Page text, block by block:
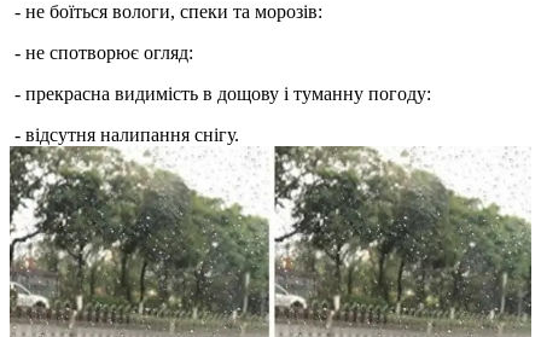
- не боїться вологи, спеки та морозів:
- не спотворює огляд:
- прекрасна видимість в дощову і туманну погоду:
- відсутня налипання снігу.